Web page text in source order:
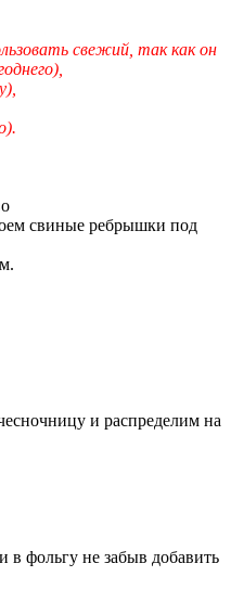
свежий, так как он
свиные ребрышки под
и распределим на
в фольгу не забыв добавить